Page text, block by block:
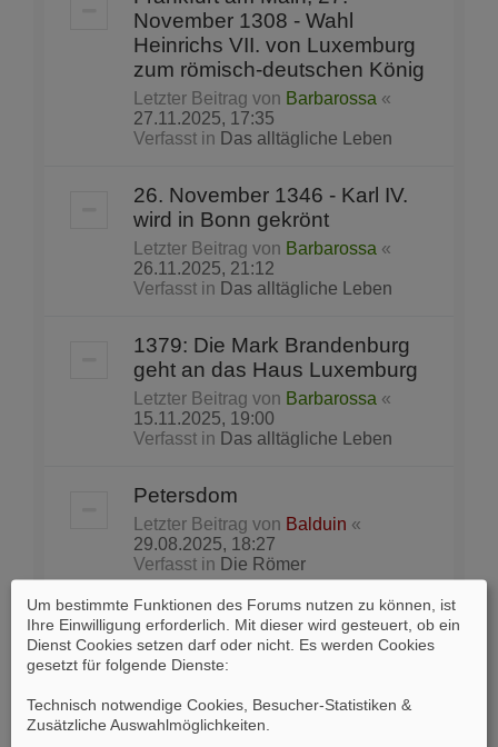
November 1308 - Wahl
Heinrichs VII. von Luxemburg
zum römisch-deutschen König
Letzter Beitrag von Barbarossa «
27.11.2025, 17:35
Verfasst in Das alltägliche Leben
26. November 1346 - Karl IV.
wird in Bonn gekrönt
Letzter Beitrag von Barbarossa «
26.11.2025, 21:12
Verfasst in Das alltägliche Leben
1379: Die Mark Brandenburg
geht an das Haus Luxemburg
Letzter Beitrag von Barbarossa «
15.11.2025, 19:00
Verfasst in Das alltägliche Leben
Petersdom
Letzter Beitrag von Balduin «
29.08.2025, 18:27
Verfasst in Die Römer
Lieblingsbeschäftigung der
Partei vor Wahlen in den USA:
das „Gerrymandering“
Letzter Beitrag vonSkeptik«
22.08.2025, 15:20
Verfasst in
Um bestimmte Funktionen des Forums nutzen zu können, ist
Ihre Einwilligung erforderlich. Mit dieser wird gesteuert, ob ein
Dienst Cookies setzen darf oder nicht. Es werden Cookies
gesetzt für folgende Dienste:
Technisch notwendige Cookies, Besucher-Statistiken &
Zusätzliche Auswahlmöglichkeiten